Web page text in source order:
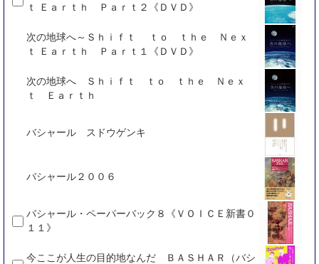
ｔ Ｅａｒｔｈ Ｐａｒｔ２《ＤＶＤ》
次の地球へ～Ｓｈｉｆｔ ｔｏ ｔｈｅ Ｎｅｘ
ｔ Ｅａｒｔｈ Ｐａｒｔ１《ＤＶＤ》
次の地球へ Ｓｈｉｆｔ ｔｏ ｔｈｅ Ｎｅｘ
ｔ Ｅａｒｔｈ
バシャール スドウゲンキ
バシャール２００６
バシャール・ペーパーバック８《ＶＯＩＣＥ新書０
１１》
今ここが人生の目的地なんだ ＢＡＳＨＡＲ（バシ